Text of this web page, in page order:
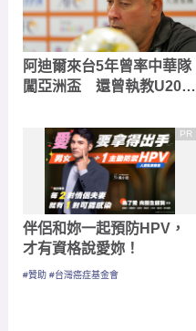
阿迪爾來台5年曾率中華隊
闖亞洲盃 還曾執教U20、
PR
伴侶和妳一起預防HPV，
才有資格說愛妳！
#贊助 #台灣癌症基金會